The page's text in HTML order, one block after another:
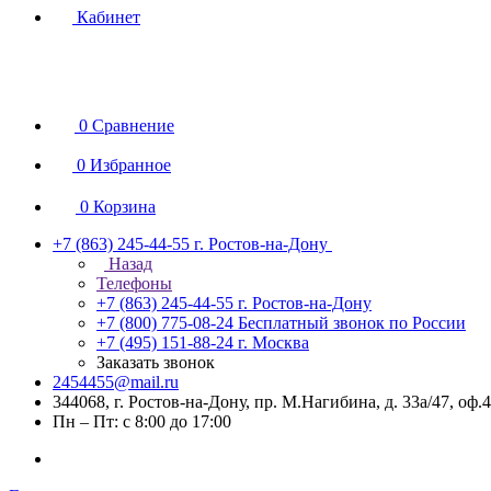
Кабинет
0 Сравнение
0 Избранное
0 Корзина
+7 (863) 245-44-55 г. Ростов-на-Дону
Назад
Телефоны
+7 (863) 245-44-55 г. Ростов-на-Дону
+7 (800) 775-08-24 Бесплатный звонок по России
+7 (495) 151-88-24 г. Москва
Заказать звонок
2454455@mail.ru
344068, г. Ростов-на-Дону, пр. М.Нагибина, д. 33а/47,
Пн – Пт: с 8:00 до 17:00